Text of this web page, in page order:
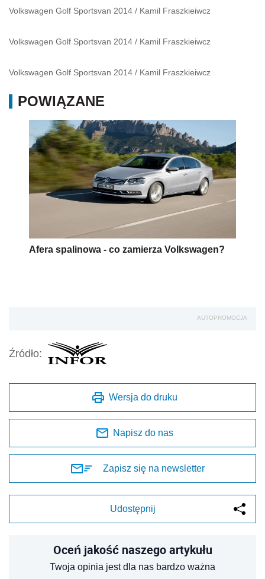
Volkswagen Golf Sportsvan 2014 / Kamil Fraszkieiwcz
Volkswagen Golf Sportsvan 2014 / Kamil Fraszkieiwcz
Volkswagen Golf Sportsvan 2014 / Kamil Fraszkieiwcz
POWIĄZANE
Afera spalinowa - co zamierza Volkswagen?
AUTOPROMOCJA
Źródło:
Wersja do druku
Napisz do nas
Zapisz się na newsletter
Udostępnij
Oceń jakość naszego artykułu
Twoja opinia jest dla nas bardzo ważna